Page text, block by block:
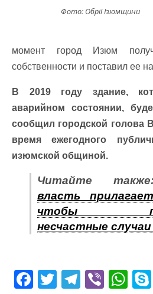
Фото: Обрії Ізюмщини
момент город Изюм
собственности и поставил ее
В 2019 году здание,
аварийном состоянии,
сообщил городской голова
время ежегодного
изюмской общиной.
Читайте
власть
чтобы
несчастные
F T T Vi W